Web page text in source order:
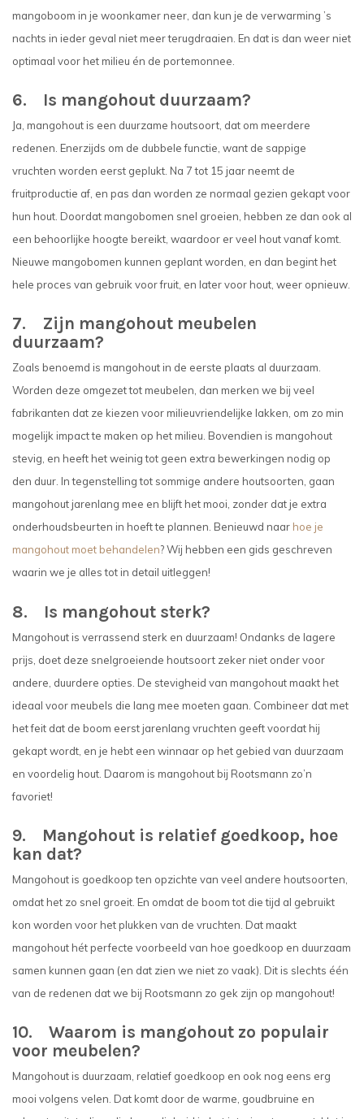
mangoboom in je woonkamer neer, dan kun je de verwarming ’s
nachts in ieder geval niet meer terugdraaien. En dat is dan weer niet
optimaal voor het milieu én de portemonnee.
6. Is mangohout duurzaam?
Ja, mangohout is een duurzame houtsoort, dat om meerdere
redenen. Enerzijds om de dubbele functie, want de sappige
vruchten worden eerst geplukt. Na 7 tot 15 jaar neemt de
fruitproductie af, en pas dan worden ze normaal gezien gekapt voor
hun hout. Doordat mangobomen snel groeien, hebben ze dan ook al
een behoorlijke hoogte bereikt, waardoor er veel hout vanaf komt.
Nieuwe mangobomen kunnen geplant worden, en dan begint het
hele proces van gebruik voor fruit, en later voor hout, weer opnieuw.
7. Zijn mangohout meubelen
duurzaam?
Zoals benoemd is mangohout in de eerste plaats al duurzaam.
Worden deze omgezet tot meubelen, dan merken we bij veel
fabrikanten dat ze kiezen voor milieuvriendelijke lakken, om zo min
mogelijk impact te maken op het milieu. Bovendien is mangohout
stevig, en heeft het weinig tot geen extra bewerkingen nodig op
den duur. In tegenstelling tot sommige andere houtsoorten, gaan
mangohout jarenlang mee en blijft het mooi, zonder dat je extra
onderhoudsbeurten in hoeft te plannen. Benieuwd naar hoe je
mangohout moet behandelen? Wij hebben een gids geschreven
waarin we je alles tot in detail uitleggen!
8. Is mangohout sterk?
Mangohout is verrassend sterk en duurzaam! Ondanks de lagere
prijs, doet deze snelgroeiende houtsoort zeker niet onder voor
andere, duurdere opties. De stevigheid van mangohout maakt het
ideaal voor meubels die lang mee moeten gaan. Combineer dat met
het feit dat de boom eerst jarenlang vruchten geeft voordat hij
gekapt wordt, en je hebt een winnaar op het gebied van duurzaam
en voordelig hout. Daarom is mangohout bij Rootsmann zo’n
favoriet!
9. Mangohout is relatief goedkoop, hoe
kan dat?
Mangohout is goedkoop ten opzichte van veel andere houtsoorten,
omdat het zo snel groeit. En omdat de boom tot die tijd al gebruikt
kon worden voor het plukken van de vruchten. Dat maakt
mangohout hét perfecte voorbeeld van hoe goedkoop en duurzaam
samen kunnen gaan (en dat zien we niet zo vaak). Dit is slechts één
van de redenen dat we bij Rootsmann zo gek zijn op mangohout!
10. Waarom is mangohout zo populair
voor meubelen?
Mangohout is duurzaam, relatief goedkoop en ook nog eens erg
mooi volgens velen. Dat komt door de warme, goudbruine en